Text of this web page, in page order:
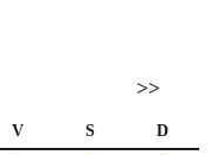
>>
V S
D